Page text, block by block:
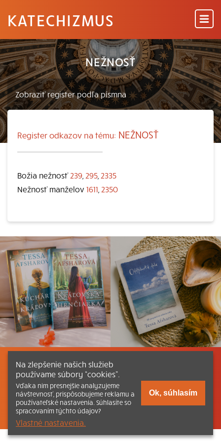
KATECHIZMUS
NEŽNOSŤ
Register odkazov na tému: NEŽNOSŤ
Božia nežnosť 239 295 2335
Nežnosť manželov 1611 2350
Listovať Obsah Dokumenty a články
Kontakt Tlačená verzia Katechizmu
© 2026 katechizmus.sk |Všetky práva vyhradené| Táto stránka
funguje aj vďaka kresťanskému kníhkupectvu
Na zlepšenie našich služieb
používame súbory “cookies”.
Vďaka nim presnejšie analyzujeme
návštevnosť, prispôsobujeme reklamu a
používateľské nastavenia. Súhlasíte so
spracovaním týchto údajov?
Vlastné nastavenia.
Ok, súhlasím